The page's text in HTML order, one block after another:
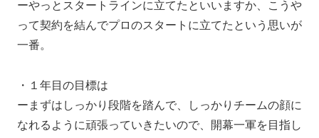
ーやっとスタートラインに立てたといいますか、こうや
って契約を結んでプロのスタートに立てたという思いが
一番。
・１年目の目標は
ーまずはしっかり段階を踏んで、しっかりチームの顔に
なれるように頑張っていきたいので、開幕一軍を目指し